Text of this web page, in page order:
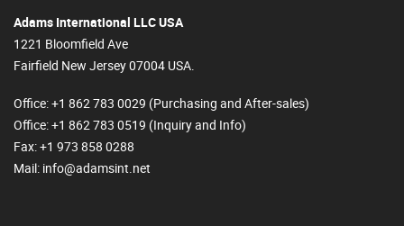
Adams International LLC USA
1221 Bloomfield Ave
Fairfield New Jersey 07004 USA.
Office: +1 862 783 0029 (Purchasing and After-sales)
Office: +1 862 783 0519 (Inquiry and Info)
Fax: +1 973 858 0288
Mail: info@adamsint.net